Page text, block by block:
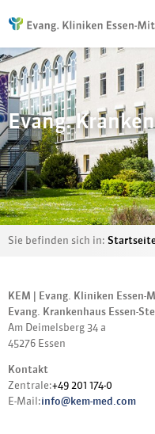
Evang.
Sie befinden sich in:
KEM | Evang. Kliniken Essen-
Evang. Krankenhaus Essen-
Am Deimelsberg 34 a
45276 Essen
Kontakt
Zentrale:+49 201 174-0
E-Mail:info@kem-med.com